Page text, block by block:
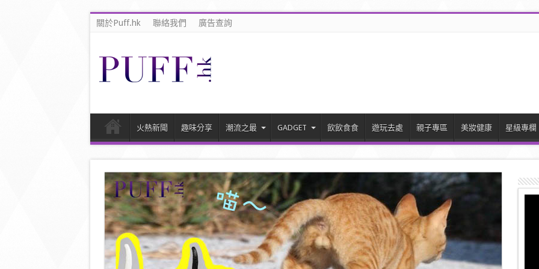
關於Puff.hk 聯絡我們 廣告查詢
火熱新聞 趣味分享 潮流之最 GADGET 飲飲食食 遊玩去處 親子專區 美妝健康 星級專欄